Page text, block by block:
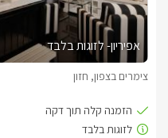
אפיריון- לזוגות בלבד
צימרים בצפון, חזון